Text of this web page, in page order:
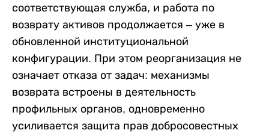
соответствующая служба, и работа по
возврату активов продолжается – уже в
обновленной институциональной
конфигурации. При этом реорганизация не
означает отказа от задач: механизмы
возврата встроены в деятельность
профильных органов, одновременно
усиливается защита прав добросовестных